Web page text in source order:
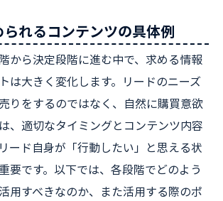
れるコンテンツの具体例
から決定段階に進む中で、求める情報
は大きく変化します。リードのニーズ
りをするのではなく、自然に購買意欲
、適切なタイミングとコンテンツ内容
ード自身が「行動したい」と思える状
要です。以下では、各段階でどのよう
用すべきなのか、また活用する際のポ